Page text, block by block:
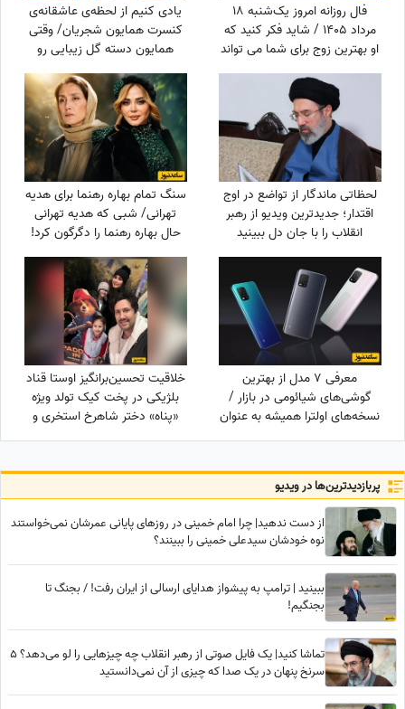
فال روزانه امروز یک‌شنبه 18
مرداد 1405 / شاید فکر کنید که
او بهترین زوج برای شما می تواند
باشد، اما ...
یادی کنیم از لحظه‌ی عاشقانه‌ی
کنسرت همایون شجریان/ وقتی
همایون دسته گل زیبایی رو
تقدیم میکنه به سحر
دولت‌شاهی/ چه تیپ مینیمال و
شیکی زده سحر خانم!
لحظاتی ماندگار از تواضع در اوج
اقتدار؛ جدیدترین ویدیو از رهبر
انقلاب را با جان دل ببینید
سنگ تمام بهاره رهنما برای هدیه
تهرانی/ شبی که هدیه تهرانی
حال بهاره رهنما را دگرگون کرد!
معرفی 7 مدل از بهترین
گوشی‌های شیائومی در بازار /
نسخه‌های اولترا همیشه به عنوان
بهترین گوشی های شیائومی
خلاقیت تحسین‌برانگیز اوستا قناد
بلژیکی در پخت کیک تولد ویژه
«پناه» دختر شاهرخ استخری و
سپیده بزمی‌پور با تمِ
ترکیب خلاقانه و منحصربه‌فرد از
پربازدید‌ترین‌ها در ویدیو
از دست ندهید| چرا امام خمینی در روزهای پایانی عمرشان نمی‌خواستند
نوه خودشان سیدعلی خمینی را ببینند؟
ببینید | ترامپ به پیشواز هدایای ارسالی از ایران رفت! / بجنگ تا
بجنگیم!
تماشا کنید| یک فایل صوتی از رهبر انقلاب چه چیزهایی را لو می‌دهد؟ 5
سرنخ پنهان در یک صدا که چیزی از آن نمی‌دانستید